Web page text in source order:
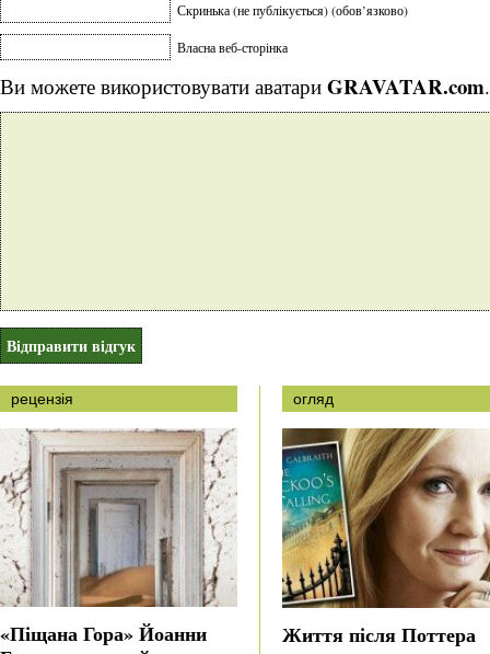
Скринька (не публікується) (обов’язково)
Власна веб-сторінка
Ви можете використовувати аватари GRAVATAR.com.
рецензія
«Піщана Гора» Йоанни
огляд
Життя після Поттера